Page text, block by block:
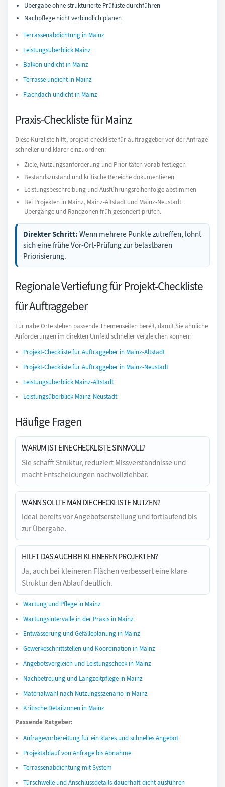
Übergabe ohne strukturierte Prüfliste durchführen
Nachpflege nicht verbindlich planen
Terrassenabdichtung in Mainz
Leistungsüberblick Mainz
Balkon undicht in Mainz
Terrasse undicht in Mainz
Flachdach undicht in Mainz
Praxis-Checkliste für Mainz
Diese Kurzliste hilft, projekt-checkliste für auftraggeber vor der Anfrage
schneller und klarer einzuordnen:
Ziele, Nutzungsanforderung und Prioritäten vorab festlegen
Bestandszustand und kritische Bereiche dokumentieren
Leistungsbeschreibung und Ausführungsreihenfolge abstimmen
Bei Projekten in Mainz, Mainz-Altstadt und Mainz-Neustadt
Übergänge und Randzonen früh gesondert prüfen.
Direkter Schritt: Wenn mehrere Punkte zutreffen, lohnt
sich eine frühe Vor-Ort-Prüfung zur belastbaren
Priorisierung.
Regionale Vertiefung für Projekt-Checkliste
für Auftraggeber
Für nahe Orte stehen passende Themenseiten bereit, damit Sie ähnliche
Anforderungen im direkten Umfeld schneller vergleichen können:
Projekt-Checkliste für Auftraggeber in Mainz-Altstadt
Projekt-Checkliste für Auftraggeber in Mainz-Neustadt
Leistungsüberblick Mainz-Altstadt
Leistungsüberblick Mainz-Neustadt
Häufige Fragen
WARUM IST EINE CHECKLISTE SINNVOLL?
Sie schafft Struktur, reduziert Missverständnisse und
macht Entscheidungen nachvollziehbar.
WANN SOLLTE MAN DIE CHECKLISTE NUTZEN?
Ideal bereits vor Angebotserstellung und fortlaufend bis
zur Übergabe.
HILFT DAS AUCH BEI KLEINEREN PROJEKTEN?
Ja, auch bei kleineren Flächen verbessert eine klare
Struktur den Ablauf deutlich.
Wartung und Pflege in Mainz
Wartungsintervalle in der Praxis in Mainz
Entwässerung und Gefälleplanung in Mainz
Gewerkeschnittstellen und Koordination in Mainz
Angebotsvergleich und Leistungscheck in Mainz
Nachbetreuung und Langzeitpflege in Mainz
Materialwahl nach Nutzungsszenario in Mainz
Kritische Detailzonen in Mainz
Passende Ratgeber:
Anfragevorbereitung für ein klares und schnelles Angebot
Projektablauf von Anfrage bis Abnahme
Terrassenabdichtung mit System
Türschwelle und Anschlussdetails dauerhaft dicht ausführen